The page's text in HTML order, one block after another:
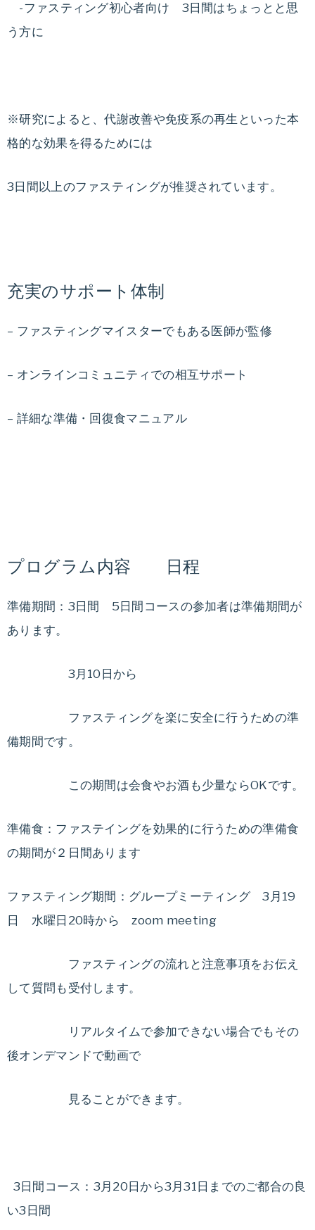
-ファスティング初心者向け 3日間はちょっとと思
う方に
※研究によると、代謝改善や免疫系の再生といった本
格的な効果を得るためには
3日間以上のファスティングが推奨されています。
充実のサポート体制
– ファスティングマイスターでもある医師が監修
– オンラインコミュニティでの相互サポート
– 詳細な準備・回復食マニュアル
プログラム内容 日程
準備期間：3日間 5日間コースの参加者は準備期間が
あります。
3月10日から
ファスティングを楽に安全に行うための準
備期間です。
この期間は会食やお酒も少量ならOKです。
準備食：ファステイングを効果的に行うための準備食
の期間が２日間あります
ファスティング期間：グループミーティング 3月19
日 水曜日20時から zoom meeting
ファスティングの流れと注意事項をお伝え
して質問も受付します。
リアルタイムで参加できない場合でもその
後オンデマンドで動画で
見ることができます。
3日間コース：3月20日から3月31日までのご都合の良
い3日間